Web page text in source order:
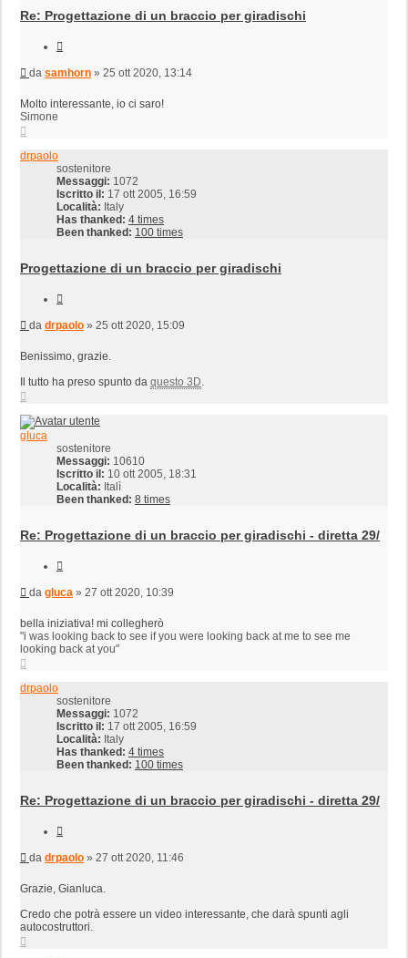
Re: Progettazione di un braccio per giradischi
Messaggio
da samhorn » 25 ott 2020, 13:14
Molto interessante, io ci saro!
Simone
drpaolo
sostenitore
Messaggi: 1072
Iscritto il: 17 ott 2005, 16:59
Località: Italy
Has thanked: 4 times
Been thanked: 100 times
Progettazione di un braccio per giradischi
Messaggio
da drpaolo » 25 ott 2020, 15:09
Benissimo, grazie.
Il tutto ha preso spunto da questo 3D
gluca
sostenitore
Messaggi: 10610
Iscritto il: 10 ott 2005, 18:31
Località: Italì
Been thanked: 8 times
Re: Progettazione di un braccio per giradischi - diretta 29/
Messaggio
da gluca » 27 ott 2020, 10:39
bella iniziativa! mi collegherò
"i was looking back to see if you were looking back at me to see me
looking back at you"
drpaolo
sostenitore
Messaggi: 1072
Iscritto il: 17 ott 2005, 16:59
Località: Italy
Has thanked: 4 times
Been thanked: 100 times
Re: Progettazione di un braccio per giradischi - diretta 29/
Messaggio
da drpaolo » 27 ott 2020, 11:46
Grazie, Gianluca.
Credo che potrà essere un video interessante, che darà spunti agli
autocostruttori.